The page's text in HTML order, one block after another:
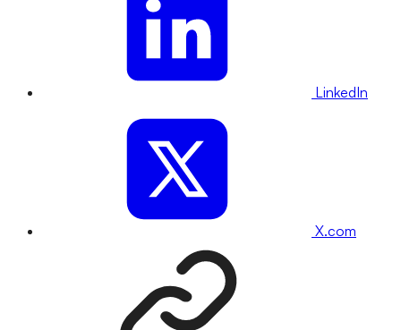
LinkedIn
X.com